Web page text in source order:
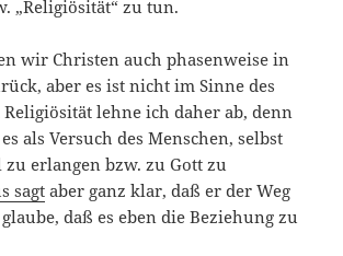
„Religiösität“ zu tun.
wir Christen auch phasenweise in
aber es ist nicht im Sinne des
lehne ich daher ab, denn
als Versuch des Menschen, selbst
zu erlangen bzw. zu Gott zu
sagt aber ganz klar, daß er der Weg
daß es eben die Beziehung zu